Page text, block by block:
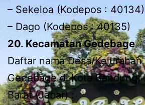
– Sekeloa (Kodepos : 40134)
– Dago (Kodepos : 40135)
20. Kecamatan Gedebage
Daftar nama Desa/
Gedebage di Kota Bandung,
Barat (Jabar) :